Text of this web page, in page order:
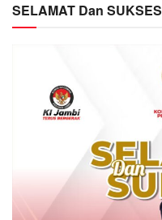
SELAMAT Dan SUKSES